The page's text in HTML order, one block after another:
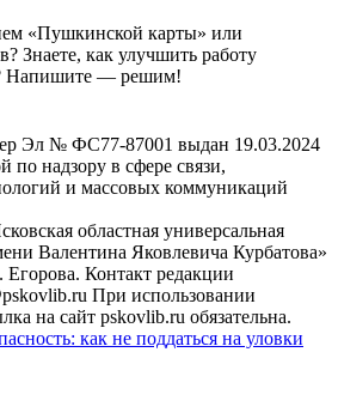
«Пушкинской карты» или
Знаете, как улучшить работу
Напишите — решим!
Эл № ФС77-87001 выдан 19.03.2024
по надзору в сфере связи,
и массовых коммуникаций
областная универсальная
Валентина Яковлевича Курбатова»
Контакт редакции
При использовании
на сайт pskovlib.ru обязательна.
как не поддаться на уловки